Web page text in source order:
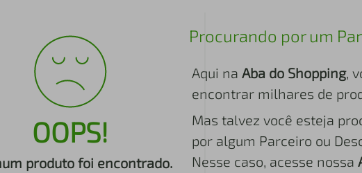
OOPS!
produto foi encontrado.
Procurando por um
Aqui na Aba do Shopping,
encontrar milhares de
Mas talvez você esteja
por algum Parceiro ou
Nesse caso, acesse nossa